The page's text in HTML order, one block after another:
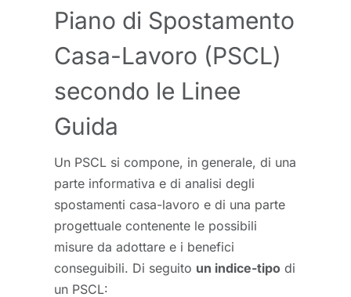
Piano di Spostamento
Casa-Lavoro (PSCL)
secondo le Linee
Guida
Un PSCL si compone, in generale, di una
parte informativa e di analisi degli
spostamenti casa-lavoro e di una parte
progettuale contenente le possibili
misure da adottare e i benefici
conseguibili. Di seguito un indice-tipo di
un PSCL: